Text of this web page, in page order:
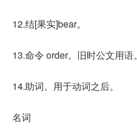
12.结[果实]bear。
13.命令 order。旧时公文用语。
14.助词。用于动词之后。
名词